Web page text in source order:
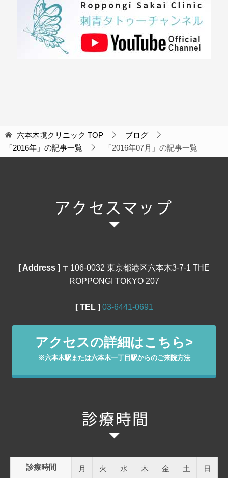
六本木境クリニック TOP
ブログ
「2016年」の記事一覧
「2016年07月」の記事一覧
[ Address ] 〒106‐0032 東京都港区六本木3-7-1 THE
ROPPONGI TOKYO 207
[ TEL ] 03‐6441‐0691
アクセスの詳細はこちら>
※六本木駅または六本木一丁目駅からのご来院方法
診療時間 月 火 水 木 金 土 日